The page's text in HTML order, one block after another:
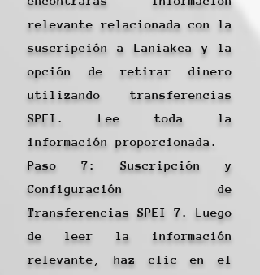
relevante relacionada con la
suscripción a Laniakea y la
opción de retirar dinero
utilizando transferencias
SPEI. Lee toda la
información proporcionada.
Paso 7: Suscripción y
Configuración de
Transferencias SPEI 7. Luego
de leer la información
relevante, haz clic en el